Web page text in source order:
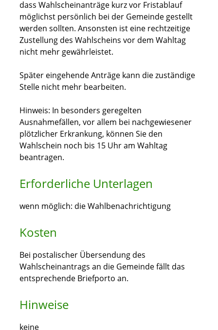
dass Wahlscheinanträge kurz vor Fristablauf
möglichst persönlich bei der Gemeinde gestellt
werden sollten. Ansonsten ist eine rechtzeitige
Zustellung des Wahlscheins vor dem Wahltag
nicht mehr gewährleistet.
Später eingehende Anträge kann die zuständige
Stelle nicht mehr bearbeiten.
Hinweis: In besonders geregelten
Ausnahmefällen, vor allem bei nachgewiesener
plötzlicher Erkrankung, können Sie den
Wahlschein noch bis 15 Uhr am Wahltag
beantragen.
Erforderliche Unterlagen
wenn möglich: die Wahlbenachrichtigung
Kosten
Bei postalischer Übersendung des
Wahlscheinantrags an die Gemeinde fällt das
entsprechende Briefporto an.
Hinweise
keine